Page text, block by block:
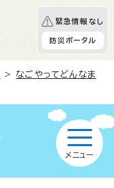
緊急情報なし
防災ポータル
>なごやってどんなま
メニュー